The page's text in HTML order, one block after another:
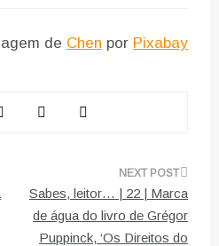
de Chen por Pixabay
Sabes, leitor… | 22 | Marca
de água do livro de Grégor
Puppinck, ‘Os Direitos do